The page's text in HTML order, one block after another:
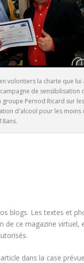
volontiers la charte que lui
de sensibilisation
Pernod Ricard sur les
d'alcool pour les moins
18ans.
blogs. Les textes et
de ce magazine
dans la case